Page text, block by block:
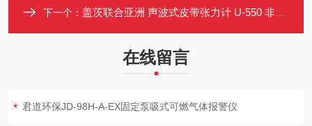
下一个： 盖茨联合亚洲 声波式皮带张力计 U-550 非接触测量 高灵敏度
在线留言